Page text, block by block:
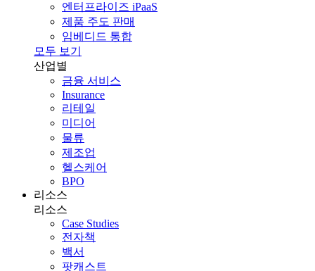
엔터프라이즈 iPaaS
제품 주도 판매
임베디드 통합
모두 보기
산업별
금융 서비스
Insurance
리테일
미디어
물류
제조업
헬스케어
BPO
리소스
리소스
Case Studies
전자책
백서
팟캐스트